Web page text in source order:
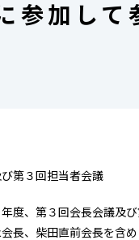
参加して
第３回担当者会議
度、第３回会長会議及
長、柴田直前会長を含め